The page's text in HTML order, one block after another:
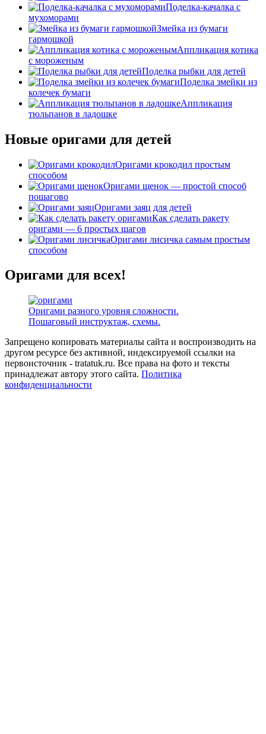
Поделка-качалка с
мухоморами
Змейка из бумаги
гармошкой
Аппликация котика
с мороженым
Поделка рыбки для детей
Поделка змейки из
колечек бумаги
Аппликация
тюльпанов в ладошке
Новые оригами для детей
Оригами крокодил простым
способом
Оригами щенок — простой способ
пошагово
Оригами заяц для детей
Как сделать ракету
оригами — 6 простых шагов
Оригами лисичка самым простым
способом
Оригами для всех!
Оригами разного уровня сложности.
Пошаговый инструктаж, схемы.
Запрещено копировать материалы сайта и воспроизводить на
другом ресурсе без активной, индексируемой ссылки на
первоисточник - tratatuk.ru. Все права на фото и тексты
принадлежат автору этого сайта. Политика
конфиденциальности